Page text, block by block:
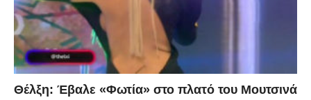
Θέλξη: Έβαλε «Φωτία» στο πλατό του Μουτσινά